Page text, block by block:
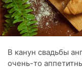
В канун свадьбы
очень-то